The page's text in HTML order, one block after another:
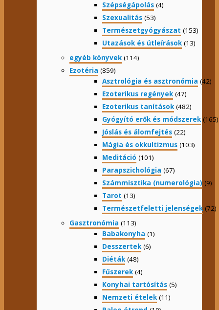
Szépségápolás (4)
Szexualitás (53)
Természetgyógyászat (153)
Utazások és útleírások (13)
egyéb könyvek (114)
Ezotéria (859)
Asztrológia és asztronómia (42)
Ezoterikus regények (47)
Ezoterikus tanítások (482)
Gyógyító erők és módszerek (165)
Jóslás és álomfejtés (22)
Mágia és okkultizmus (103)
Meditáció (101)
Parapszichológia (67)
Számmisztika (numerológia) (9)
Tarot (13)
Természetfeletti jelenségek (72)
Gasztronómia (113)
Babakonyha (1)
Desszertek (6)
Diéták (48)
Fűszerek (4)
Konyhai tartósítás (5)
Nemzeti ételek (11)